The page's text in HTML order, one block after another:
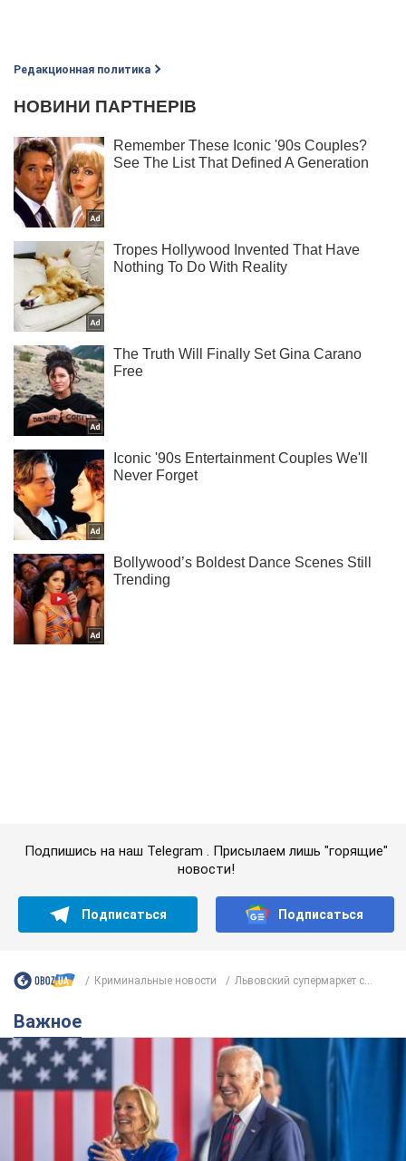
Редакционная политика
Важное
Супруга тяжелобольного Джо Байдена
назвала первый симптом, который
сигнализировал о его "агрессивном" раке
Сначала врачи не обратили на это должного внимания